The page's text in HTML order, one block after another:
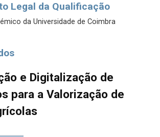
Legal da Qualificação
da Universidade de Coimbra
e Digitalização de
para a Valorização de